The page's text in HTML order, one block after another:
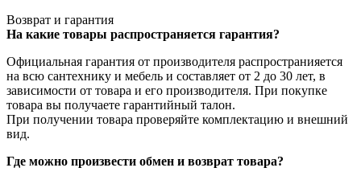
Возврат и гарантия
На какие товары распространяется гарантия?
Официальная гарантия от производителя распространияется
на всю сантехнику и мебель и составляет от 2 до 30 лет, в
зависимости от товара и его производителя. При покупке
товара вы получаете гарантийный талон.
При получении товара проверяйте комплектацию и внешний
вид.
Где можно произвести обмен и возврат товара?